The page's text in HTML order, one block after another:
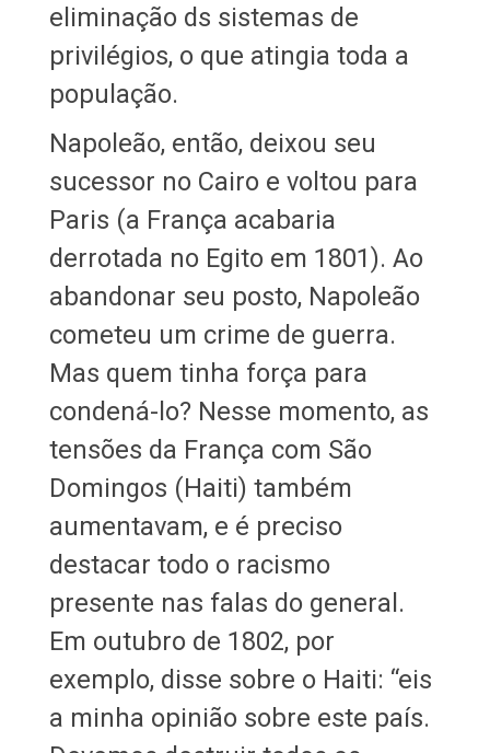
eliminação ds sistemas de
privilégios, o que atingia toda a
população.
Napoleão, então, deixou seu
sucessor no Cairo e voltou para
Paris (a França acabaria
derrotada no Egito em 1801). Ao
abandonar seu posto, Napoleão
cometeu um crime de guerra.
Mas quem tinha força para
condená-lo? Nesse momento, as
tensões da França com São
Domingos (Haiti) também
aumentavam, e é preciso
destacar todo o racismo
presente nas falas do general.
Em outubro de 1802, por
exemplo, disse sobre o Haiti: “eis
a minha opinião sobre este país.